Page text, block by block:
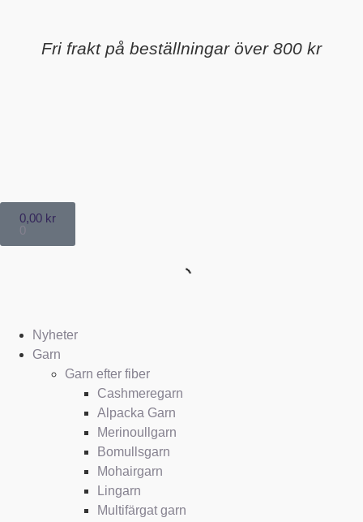
Fri frakt på beställningar över 800 kr
0,00 kr
0
Nyheter
Garn
Garn efter fiber
Cashmeregarn
Alpacka Garn
Merinoullgarn
Bomullsgarn
Mohairgarn
Lingarn
Multifärgat garn